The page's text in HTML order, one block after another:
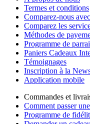
Termes et conditions
Comparez-nous
Comparez les
Méthodes de
Programme de
Paniers Cadeaux
Témoignages
Inscription à la
Application mobile
Commandes et
Comment passer
Programme de